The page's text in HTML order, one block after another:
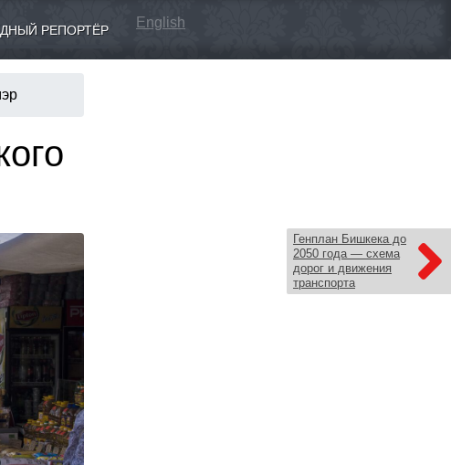
РЕПОРТЁР English
Генплан Бишкека до
2050 года — схема
дорог и движения
транспорта